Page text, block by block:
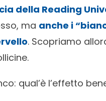
della Reading
ma anche i
. Scopriamo
qual’è l’effetto